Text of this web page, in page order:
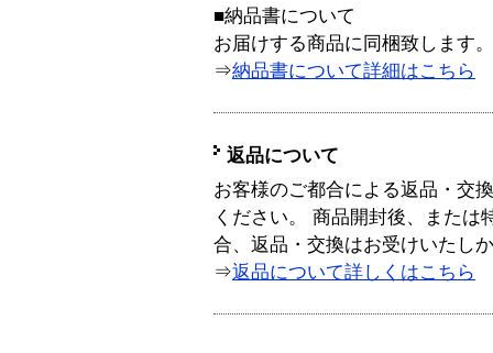
■納品書について
お届けする商品に同梱致します。
⇒納品書について詳細はこちら
返品について
お客様のご都合による返品・交
ください。 商品開封後、または
合、返品・交換はお受けいたし
⇒返品について詳しくはこちら